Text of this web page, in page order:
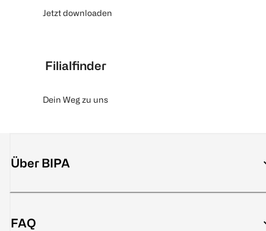
Jetzt downloaden
Filialfinder
Dein Weg zu uns
Über BIPA
FAQ